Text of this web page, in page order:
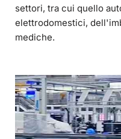
settori, tra cui quello
elettrodomestici,
mediche.